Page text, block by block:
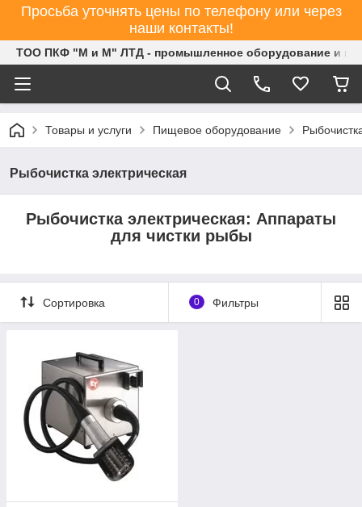
Просьба уточнять цены по телефону или через
наши контакты!
ТОО ПКФ "М и М" ЛТД - промышленное оборудование и
Товары и услуги Пищевое оборудование
Рыбочистка электрическая
Рыбочистка электрическая: Аппараты
для чистки рыбы
Сортировка 0 Фильтры